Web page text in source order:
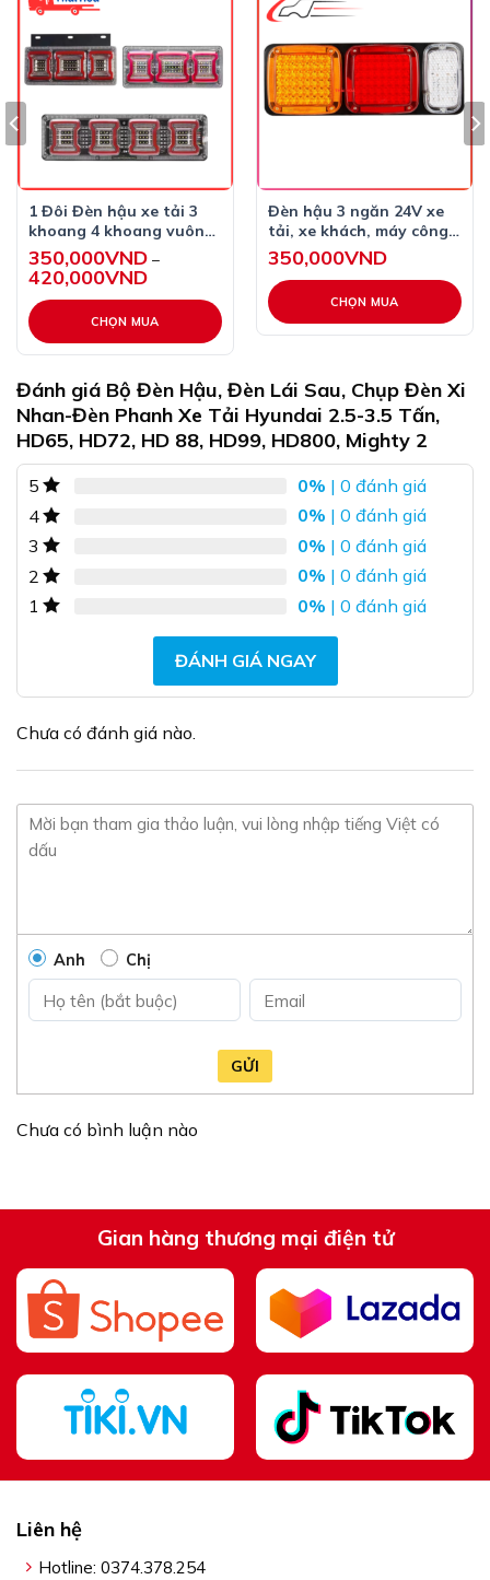
thế
– Có sẵn bộ đui bên trong.
– Khung đỡ đèn được gia công chắc chắn.
– Được bọc bằng chất liệu nhựa ABS & PP chất lượng
cao, chống thấm nước và chống bụi, tiêu thụ điện năng
thấp, chống rung và chống sốc.
– Mặt đèn được làm từ nhựa ABS cao cấp không bị phai,
bạc màu theo thời gian.
1 Đôi Đèn hậu xe tải 3
khoang 4 khoang vuông,
đèn hậu ô tô xe tải máy
cày 12/24v dùng chung
350,000VND –
420,000VNDKhoảng
từ
350,000VND
đến
420,000VND
CHỌN MUA
Sản
này
có
nhiều
biến
thể.
Các
tùy
có
thể
trang
phẩm
Đèn hậu 3 ngăn 24V xe
tải, xe khách, máy công
trình….
350,000VND
CHỌN MUA
Đánh giá Bộ Đèn Hậu, Đèn Lái Sau, Chụp Đèn Xi
Nhan-Đèn Phanh Xe Tải Hyundai 2.5-3.5 Tấn,
HD65, HD72, HD 88, HD99, HD800, Mighty 2
5 0% | 0 đánh giá
4
0% | 0 đánh giá
3
0% | 0 đánh giá
2
0% | 0 đánh giá
1
0% | 0 đánh giá
ĐÁNH GIÁ NGAY
Chưa có đánh giá nào.
Anh Chị
GỬI
Chưa có bình luận nào
Gian hàng thương mại điện tử
Liên hệ
Hotline: 0374.378.254